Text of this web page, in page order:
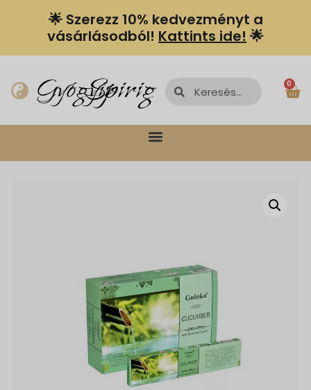
🌟 Szerezz 10% kedvezményt a
vásárlásodból! Kattints ide! 🌟
GyógyírSpiriguru 0